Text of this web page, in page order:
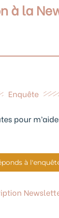
à la
Enquête
pour
à